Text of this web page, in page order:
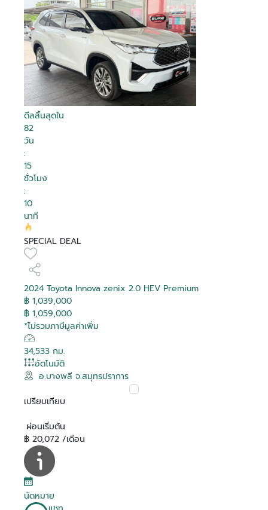
ดีลสิ้นสุดใน
82
วัน
:
15
ชั่วโมง
:
9
นาที
SPECIAL DEAL
2024 Toyota Innova zenix 2.0 HEV Premium
฿ 1,039,000
฿ 1,059,000
*ไม่รวมภาษีมูลค่าเพิ่ม
34,533 กม.
อัตโนมัติ
อ.บางพลี จ.สมุทรปราการ
เปรียบเทียบ
ผ่อนเริ่มต้น
฿ 20,072 /เดือน
นัดหมาย